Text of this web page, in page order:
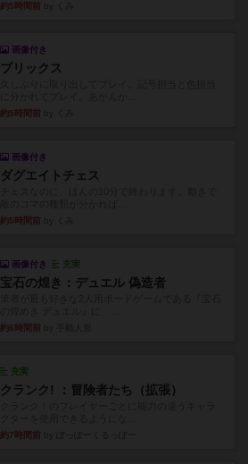
約5時間前
画像付き
ブリックス
約5時間前
画像付き
ダグエイトチェス
約5時間前
画像付き 充実
宝石の煌き：デュエル 偽造者
約6時間前
充実
クランク! ：冒険者たち（拡張）
約7時間前